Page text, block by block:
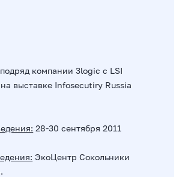
компании 3logic с LSI
выставке Infosecutiry Russia
28-30 сентября 2011
ЭкоЦентр Сокольники